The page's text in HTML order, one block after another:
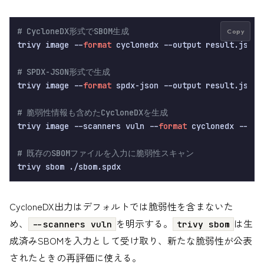
# CycloneDX形式でSBOM生成
trivy image --format cyclonedx --output result.json
# SPDX-JSON形式で生成
trivy image --format spdx-json --output result.json
# 脆弱性情報も含めたCycloneDXを生成
trivy image --scanners vuln --format cyclonedx --
# 既存のSBOMファイルを入力に脆弱性スキャン
Copy
CycloneDX出力はデフォルトでは脆弱性を含まないた
め、
--scanners vuln を明示する。 trivy sbom は生
成済みSBOMを入力として受け取り、新たな脆弱性が公表
されたときの再評価に使える。